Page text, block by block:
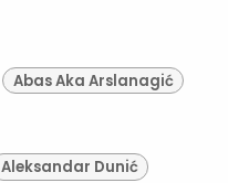
Abas Aka Arslanagić
Aleksandar Dunić